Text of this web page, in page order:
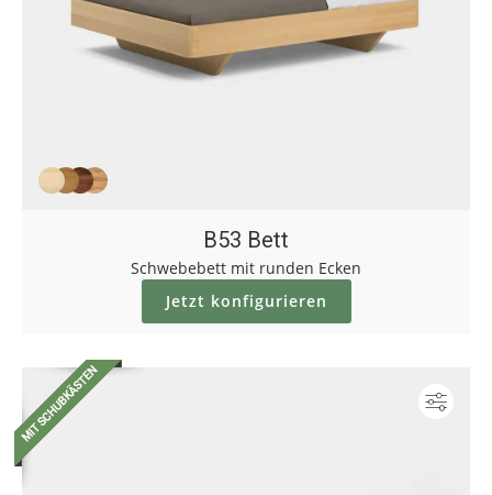
B53 Bett
Schwebebett mit runden Ecken
Jetzt konfigurieren